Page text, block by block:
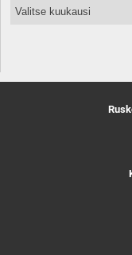
Arkisto